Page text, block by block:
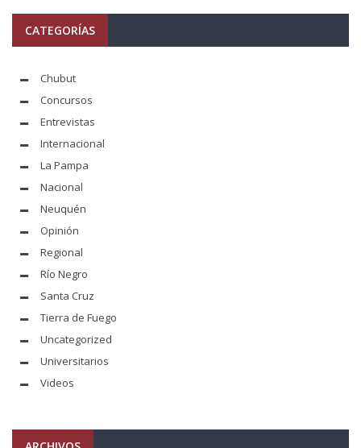
CATEGORÍAS
Chubut
Concursos
Entrevistas
Internacional
La Pampa
Nacional
Neuquén
Opinión
Regional
Río Negro
Santa Cruz
Tierra de Fuego
Uncategorized
Universitarios
Videos